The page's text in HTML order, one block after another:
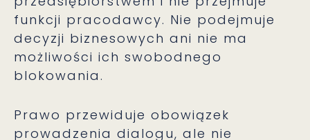
funkcji pracodawcy. Nie podejmuje
decyzji biznesowych ani nie ma
możliwości ich swobodnego
blokowania.
Prawo przewiduje obowiązek
prowadzenia dialogu, ale nie